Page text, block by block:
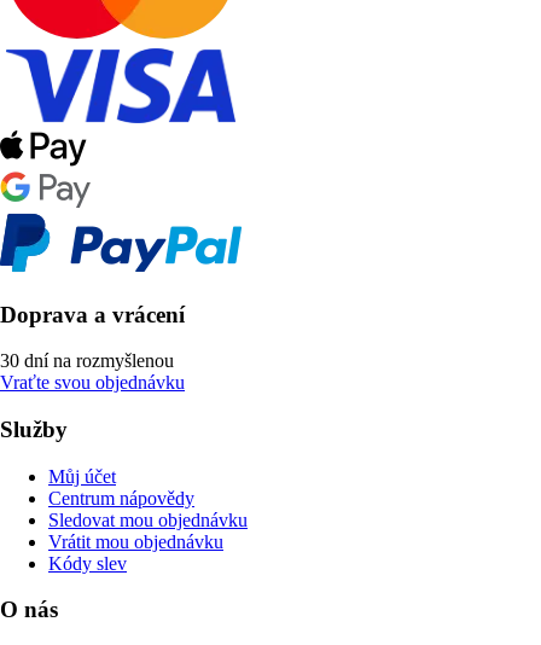
Doprava a vrácení
30 dní na rozmyšlenou
Vraťte svou objednávku
Služby
Můj účet
Centrum nápovědy
Sledovat mou objednávku
Vrátit mou objednávku
Kódy slev
O nás